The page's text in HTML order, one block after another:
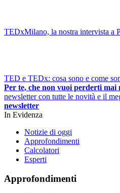
TEDxMilano, la nostra intervista a
TED e TEDx: cosa sono e come
Per te, che non vuoi perderti mai
newsletter con tutte le novità e il
newsletter
In Evidenza
Notizie di oggi
Approfondimenti
Calcolatori
Esperti
Approfondimenti